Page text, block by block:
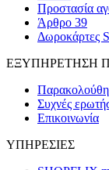
Προστασία
Άρθρο 39
Δωροκάρτες
ΕΞΥΠΗΡΕΤΗΣΗ
Συχνές
Επικοινωνία
ΥΠΗΡΕΣΙΕΣ